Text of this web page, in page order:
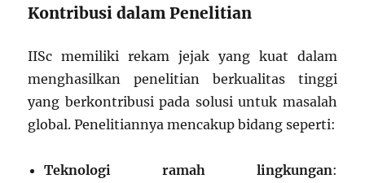
Kontribusi dalam Penelitian
IISc memiliki rekam jejak yang kuat dalam
menghasilkan penelitian berkualitas tinggi
yang berkontribusi pada solusi untuk masalah
global. Penelitiannya mencakup bidang seperti:
Teknologi ramah lingkungan: